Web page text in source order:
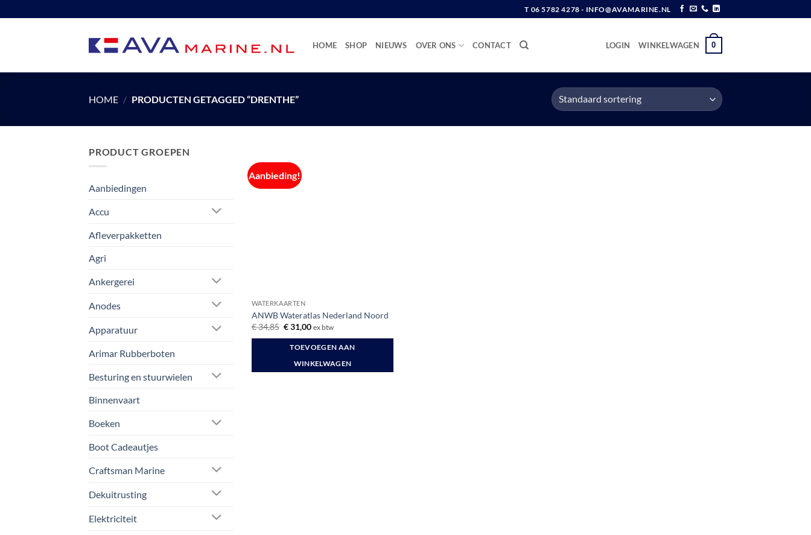
naar
T 06 5782 4278 - INFO@AVAMARINE.NL
HOME SHOP NIEUWS OVER ONS CONTACT LOGIN WINKELWAGEN 0
HOME / PRODUCTEN GETAGGED “DRENTHE”
PRODUCT GROEPEN
Aanbiedingen
Accu
Afleverpakketten
Agri
Ankergerei
Anodes
Apparatuur
Arimar Rubberboten
Besturing en stuurwielen
Binnenvaart
Boeken
Boot Cadeautjes
Craftsman Marine
Dekuitrusting
Elektriciteit
Aanbieding!
WATERKAARTEN
ANWB Wateratlas Nederland Noord
€34,85 Oorspronkelijke
prijs
was:
€ 34,85.
€31,00Huidige
is:
€ 31,00.
ex btw
TOEVOEGEN AAN
WINKELWAGEN